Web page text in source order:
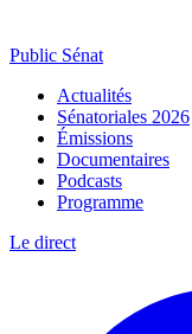
Public Sénat
Actualités
Sénatoriales 2026
Émissions
Documentaires
Podcasts
Programme
Le direct